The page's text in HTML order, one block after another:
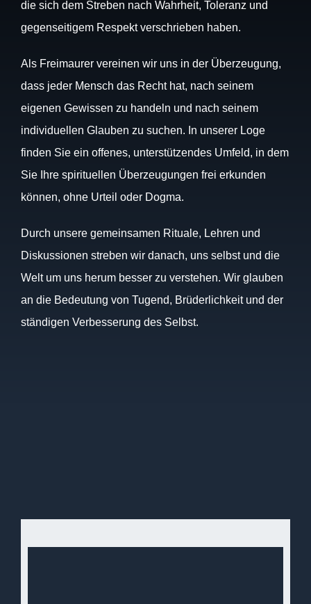
die sich dem Streben nach Wahrheit, Toleranz und
gegenseitigem Respekt verschrieben haben.
Als Freimaurer vereinen wir uns in der Überzeugung,
dass jeder Mensch das Recht hat, nach seinem
eigenen Gewissen zu handeln und nach seinem
individuellen Glauben zu suchen. In unserer Loge
finden Sie ein offenes, unterstützendes Umfeld, in dem
Sie Ihre spirituellen Überzeugungen frei erkunden
können, ohne Urteil oder Dogma.
Durch unsere gemeinsamen Rituale, Lehren und
Diskussionen streben wir danach, uns selbst und die
Welt um uns herum besser zu verstehen. Wir glauben
an die Bedeutung von Tugend, Brüderlichkeit und der
ständigen Verbesserung des Selbst.